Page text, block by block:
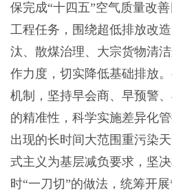
保完成“十四五”空气质量改
工程任务，围绕超低排放改
汰、散煤治理、大宗货物清
作力度，切实降低基础排放
机制，坚持早会商、早预警
的精准性，科学实施差异化
出现的长时间大范围重污染
式主义为基层减负要求，坚
时“一刀切”的做法，统筹开